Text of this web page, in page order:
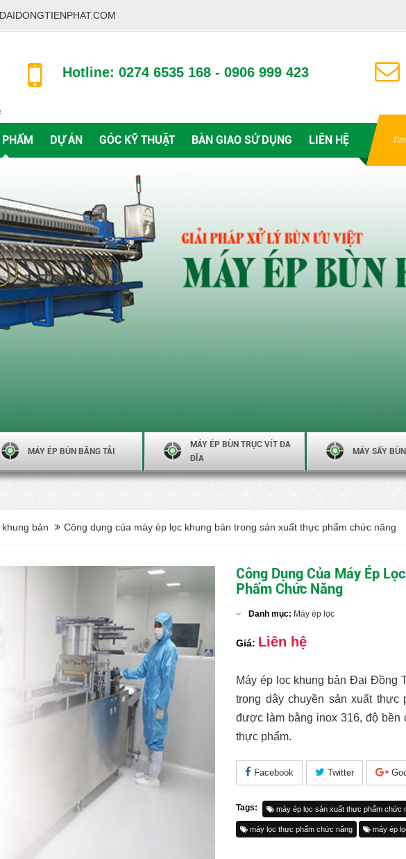
DAIDONGTIENPHAT.COM
Hotline: 0274 6535 168 - 0906 999 423
DỰ ÁN GÓC KỸ THUẬT BÀN GIAO SỬ DỤNG LIÊN HỆ
MÁY ÉP BÙN BĂNG TẢI
MÁY ÉP BÙN TRỤC VÍT ĐA
ĐĨA
MÁY SẤY BÙN
bản Công dụng của máy ép lọc khung bản trong sản xuất thực phẩm chức năng
Công Dụng Của Máy Ép
Phẩm Chức Năng
Danh mục: Máy ép lọc
Giá: Liên hệ
Máy ép lọc khung bản Đại Đồng
trong dây chuyền sản xuất
được làm bằng inox 316, độ bền
thực phẩm.
Facebook Twitter
Tags: máy ép lọc sản xuất thực phẩm chức
máy lọc thực phẩm chức năng máy ép